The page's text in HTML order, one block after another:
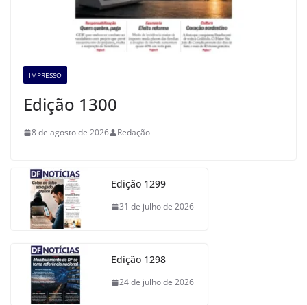
IMPRESSO
Edição 1300
8 de agosto de 2026 Redação
Edição 1299
31 de julho de 2026
Edição 1298
24 de julho de 2026